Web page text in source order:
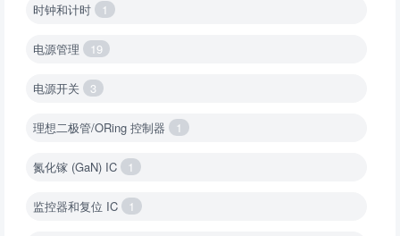
时钟和计时 1
电源管理 19
电源开关 3
理想二极管/ORing 控制器 1
氮化镓 (GaN) IC 1
监控器和复位 IC 1